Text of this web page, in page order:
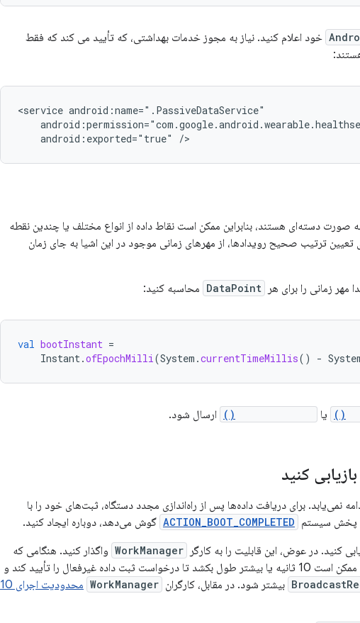
خود اعلام کنید. نیاز به مجوز خدمات بهداشتی، که تأیید می کند که فقط
<service
android:exported="true"
دسته‌ای هستند، بنابراین ممکن است نقاط داده از انواع مختلف یا چندین نقطه
ترتیب صحیح رویدادها، از مهرهای زمانی موجود در این اشیا به جای زمان
مهر زمانی را برای هر
DataPoint محاسبه کنید:
val bootInstant =
Instant.ofEpochMilli(System .currentTimeMillis() -
یا ارسال شود.
کنید
نمی‌یابد. برای دریافت داده‌ها پس از راه‌اندازی مجدد دستگاه، ثبت‌های خود را با
پخش سیستم ACTION_BOOT_COMPLETED گوش می‌دهد، دوباره ایجاد کنید.
کنید. در عوض، این قابلیت را به کارگر
WorkManager واگذار کنید. هنگامی که
دستگاه در حال راه اندازی است، خدمات بهداشتی ممکن است 10 ثانیه یا بیشتر طول بکشد تا درخواست ثبت داده غیرفعال را تأیید کند و
بیشتر شود. در مقابل، کارگران WorkManager
محدودیت اجرای 10